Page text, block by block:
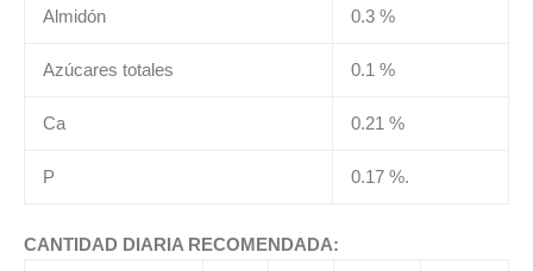
Almidón 0.3 %
Azúcares totales 0.1 %
Ca 0.21 %
P 0.17 %.
CANTIDAD DIARIA RECOMENDADA: